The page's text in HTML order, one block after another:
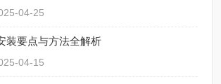
04-25
装要点与方法全解析​
04-15